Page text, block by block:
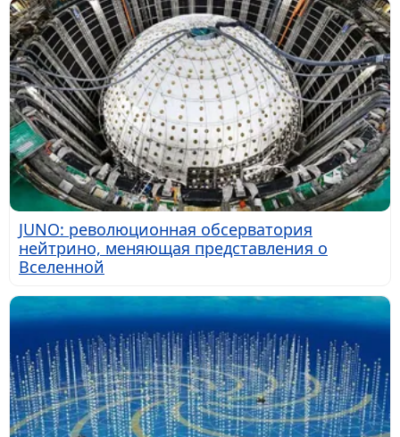
JUNO: революционная обсерватория
нейтрино, меняющая представления о
Вселенной